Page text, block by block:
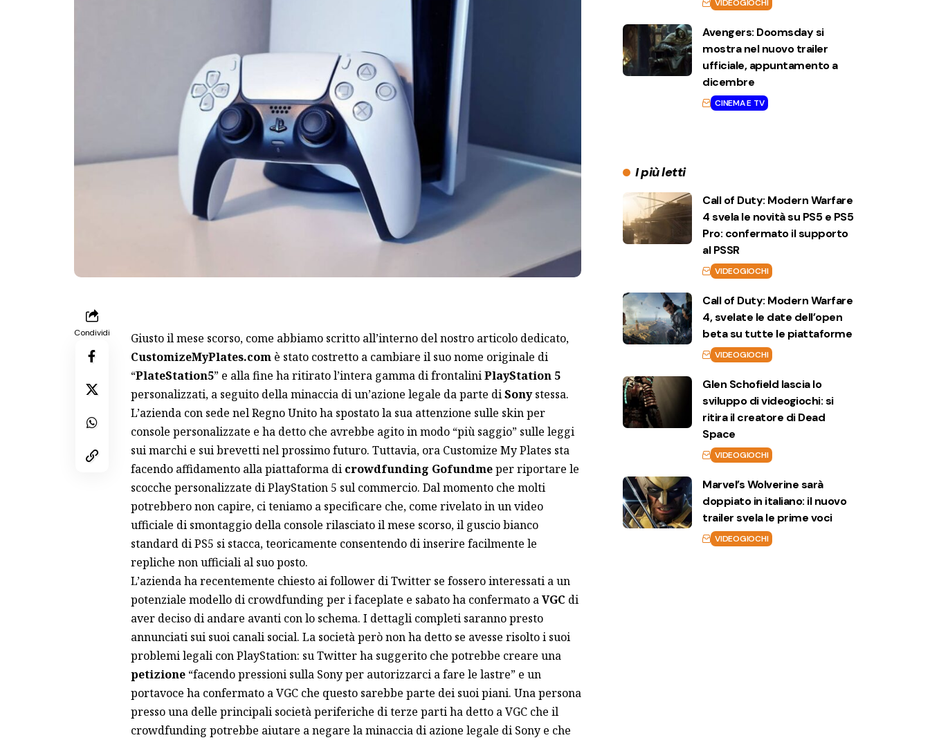
Condividi Giusto il mese scorso, come abbiamo scritto all’interno delnostro articolo dedicato,
CustomizeMyPlates.comè stato costretto a cambiare il suo nome originale di
“PlateStation5” e alla fine ha ritirato l’intera gamma di frontaliniPlayStation 5
personalizzati, a seguito della minaccia di un’azione legale da parte diSonystessa.
L’azienda con sede nel Regno Unito ha spostato la sua attenzione sulle skin per
console personalizzate e ha detto che avrebbe agito in modo “più saggio” sulle leggi
sui marchi e sui brevetti nel prossimo futuro. Tuttavia, ora Customize My Plates sta
facendo affidamento alla piattaforma di crowdfunding Gofundmeper riportare le
scocche personalizzate di PlayStation 5 sul commercio. Dal momento che molti
potrebbero non capire, ci teniamo a specificare che, come rivelato in un video
ufficiale di smontaggio della console rilasciato il mese scorso, il guscio bianco
standard di PS5 si stacca, teoricamente consentendo di inserire facilmente le
repliche non ufficiali al suo posto.
L’azienda ha recentemente chiesto ai follower di Twitter se fossero interessati a un
potenziale modello di crowdfunding per i faceplate e sabato ha confermato aVGC di
aver deciso di andare avanti con lo schema. I dettagli completi saranno presto
annunciati sui suoi canali social. La società però non ha detto se avesse risolto i suoi
problemi legali con PlayStation: su Twitter ha suggerito che potrebbe creare una
petizione“facendo pressioni sulla Sonyper autorizzarci a fare le lastre” e un
portavoce ha confermato a VGC che questo sarebbe parte dei suoi piani. Una persona
presso una delle principali società periferiche di terze parti ha detto a VGC che il
crowdfunding potrebbe aiutare a negare la minaccia di azione legale di Sony e che
VIDEOGIOCHI
Avengers: Doomsday si
mostra nel nuovo trailer
ufficiale, appuntamento a
dicembre
CINEMA E TV
I più letti
Call of Duty: Modern Warfare
4 svela le novità su PS5 e PS5
Pro: confermato il supporto
al PSSR
VIDEOGIOCHI
Call of Duty: Modern Warfare
4, svelate le date dell’open
beta su tutte le piattaforme
VIDEOGIOCHI
Glen Schofield lascia lo
sviluppo di videogiochi: si
ritira il creatore di Dead
Space
VIDEOGIOCHI
Marvel’s Wolverine sarà
doppiato in italiano: il nuovo
trailer svela le prime voci
VIDEOGIOCHI